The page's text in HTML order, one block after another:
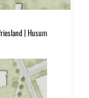
| Husum